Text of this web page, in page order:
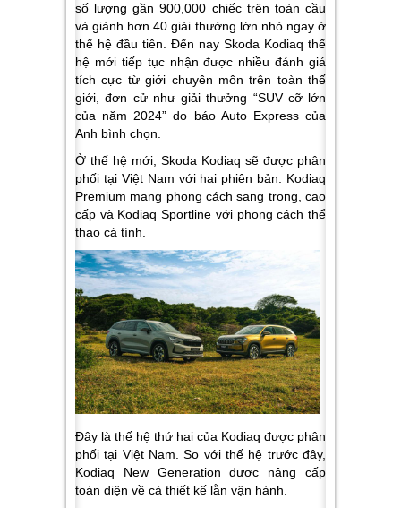
số lượng gần 900,000 chiếc trên toàn cầu
và giành hơn 40 giải thưởng lớn nhỏ ngay ở
thế hệ đầu tiên. Đến nay Skoda Kodiaq thế
hệ mới tiếp tục nhận được nhiều đánh giá
tích cực từ giới chuyên môn trên toàn thế
giới, đơn cử như giải thưởng “SUV cỡ lớn
của năm 2024” do báo Auto Express của
Anh bình chọn.
Ở thế hệ mới, Skoda Kodiaq sẽ được phân
phối tại Việt Nam với hai phiên bản: Kodiaq
Premium mang phong cách sang trọng, cao
cấp và Kodiaq Sportline với phong cách thể
thao cá tính.
Đây là thế hệ thứ hai của Kodiaq được phân
phối tại Việt Nam. So với thế hệ trước đây,
Kodiaq New Generation được nâng cấp
toàn diện về cả thiết kế lẫn vận hành.